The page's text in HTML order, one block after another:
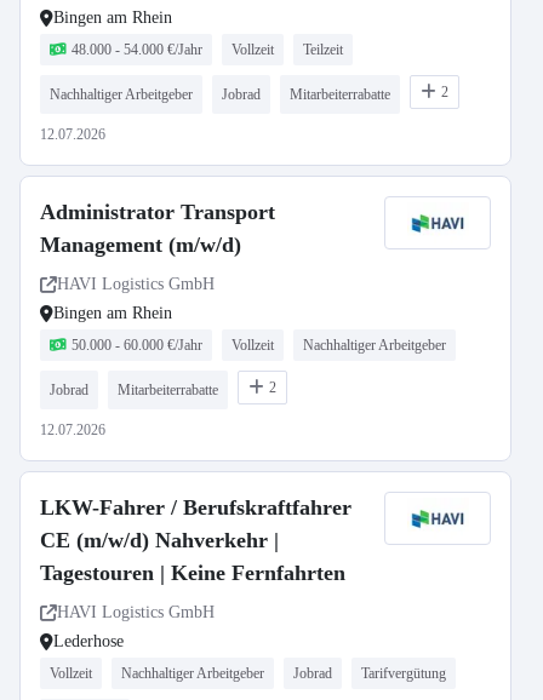
Werkstatt | Fuhrpark
Bingen am Rhein
48.000 - 54.000 €/Jahr Vollzeit Teilzeit
Nachhaltiger Arbeitgeber Jobrad Mitarbeiterrabatte 2
12.07.2026
Administrator Transport
Management (m/w/d)
HAVI Logistics GmbH
Bingen am Rhein
50.000 - 60.000 €/Jahr Vollzeit Nachhaltiger Arbeitgeber
Jobrad Mitarbeiterrabatte 2
12.07.2026
LKW-Fahrer / Berufskraftfahrer
CE (m/w/d) Nahverkehr |
Tagestouren | Keine Fernfahrten
HAVI Logistics GmbH
Lederhose
Vollzeit Nachhaltiger Arbeitgeber Jobrad Tarifvergütung